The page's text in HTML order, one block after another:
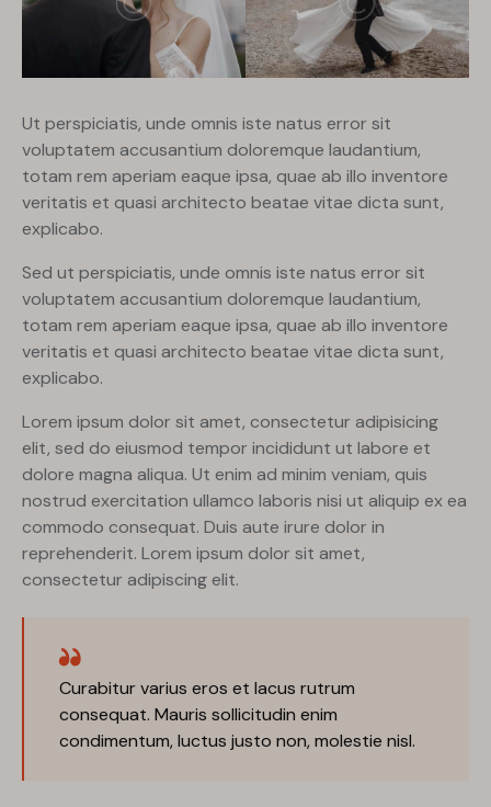
Ut perspiciatis, unde omnis iste natus error sit
voluptatem accusantium doloremque laudantium,
totam rem aperiam eaque ipsa, quae ab illo inventore
veritatis et quasi architecto beatae vitae dicta sunt,
explicabo.
Sed ut perspiciatis, unde omnis iste natus error sit
voluptatem accusantium doloremque laudantium,
totam rem aperiam eaque ipsa, quae ab illo inventore
veritatis et quasi architecto beatae vitae dicta sunt,
explicabo.
Lorem ipsum dolor sit amet, consectetur adipisicing
elit, sed do eiusmod tempor incididunt ut labore et
dolore magna aliqua. Ut enim ad minim veniam, quis
nostrud exercitation ullamco laboris nisi ut aliquip ex ea
commodo consequat. Duis aute irure dolor in
reprehenderit. Lorem ipsum dolor sit amet,
consectetur adipiscing elit.
Curabitur varius eros et lacus rutrum
consequat. Mauris sollicitudin enim
condimentum, luctus justo non, molestie nisl.